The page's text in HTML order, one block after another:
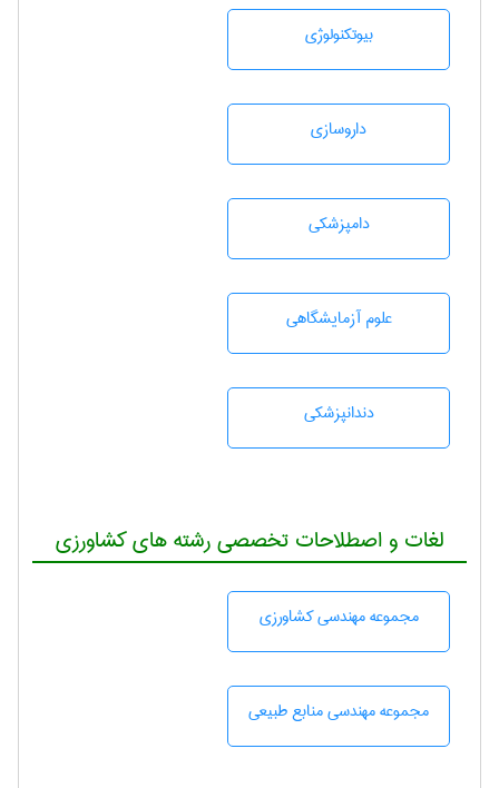
بيوتكنولوژی
داروسازی
دامپزشكی
علوم آزمايشگاهی
دندانپزشكی
لغات و اصطلاحات تخصصی رشته های کشاورزی
مجموعه مهندسی كشاورزی
مجموعه مهندسی منابع طبيعی